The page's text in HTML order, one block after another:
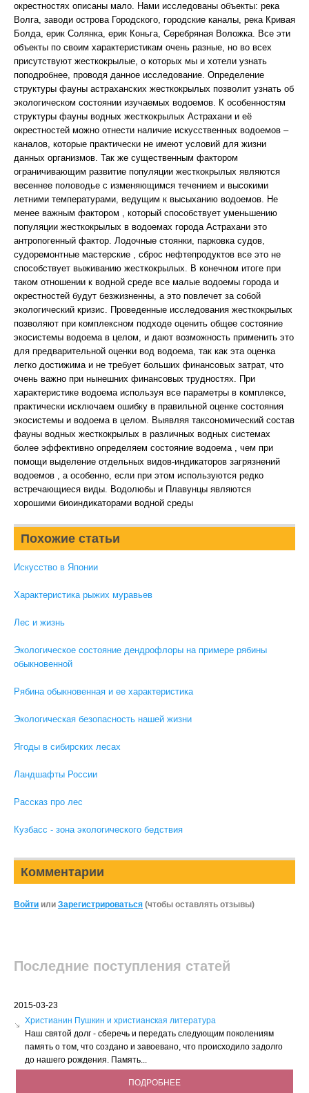
окрестностях описаны мало. Нами исследованы объекты: река
Волга, заводи острова Городского, городские каналы, река Кривая
Болда, ерик Солянка, ерик Коньга, Серебряная Воложка. Все эти
объекты по своим характеристикам очень разные, но во всех
присутствуют жесткокрылые, о которых мы и хотели узнать
поподробнее, проводя данное исследование. Определение
структуры фауны астраханских жесткокрылых позволит узнать об
экологическом состоянии изучаемых водоемов. К особенностям
структуры фауны водных жесткокрылых Астрахани и её
окрестностей можно отнести наличие искусственных водоемов –
каналов, которые практически не имеют условий для жизни
данных организмов. Так же существенным фактором
ограничивающим развитие популяции жесткокрылых являются
весеннее половодье с изменяющимся течением и высокими
летними температурами, ведущим к высыханию водоемов. Не
менее важным фактором , который способствует уменьшению
популяции жесткокрылых в водоемах города Астрахани это
антропогенный фактор. Лодочные стоянки, парковка судов,
судоремонтные мастерские , сброс нефтепродуктов все это не
способствует выживанию жесткокрылых. В конечном итоге при
таком отношении к водной среде все малые водоемы города и
окрестностей будут безжизненны, а это повлечет за собой
экологический кризис. Проведенные исследования жесткокрылых
позволяют при комплексном подходе оценить общее состояние
экосистемы водоема в целом, и дают возможность применить это
для предварительной оценки вод водоема, так как эта оценка
легко достижима и не требует больших финансовых затрат, что
очень важно при нынешних финансовых трудностях. При
характеристике водоема используя все параметры в комплексе,
практически исключаем ошибку в правильной оценке состояния
экосистемы и водоема в целом. Выявляя таксономический состав
фауны водных жесткокрылых в различных водных системах
более эффективно определяем состояние водоема , чем при
помощи выделение отдельных видов-индикаторов загрязнений
водоемов , а особенно, если при этом используются редко
встречающиеся виды. Водолюбы и Плавунцы являются
хорошими биоиндикаторами водной среды
Похожие статьи
Искусство в Японии
Характеристика рыжих муравьев
Лес и жизнь
Экологическое состояние дендрофлоры на примере рябины
обыкновенной
Рябина обыкновенная и ее характеристика
Экологическая безопасность нашей жизни
Ягоды в сибирских лесах
Ландшафты России
Рассказ про лес
Кузбасс - зона экологического бедствия
Комментарии
Войти или Зарегистрироваться (чтобы оставлять отзывы)
Последние поступления статей
2015-03-23
Христианин Пушкин и христианская литература
Наш святой долг - сберечь и передать следующим поколениям
память о том, что создано и завоевано, что происходило задолго
до нашего рождения. Память...
ПОДРОБНЕЕ